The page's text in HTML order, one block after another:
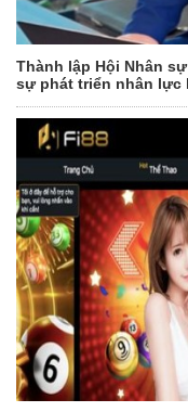
Thành lập Hội Nhân
sự phát triển nhân lực